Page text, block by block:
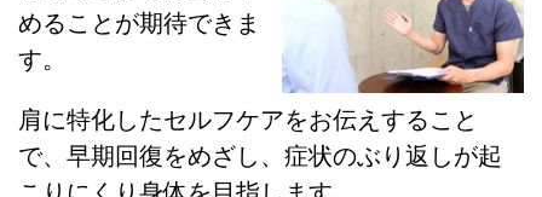
めることが期待できま
す。
肩に特化したセルフケアをお伝えすること
で、早期回復をめざし、症状のぶり返しが起